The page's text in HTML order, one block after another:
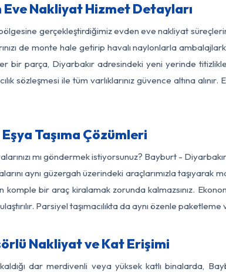
Nakliyat Hizmet Detayları
gerçekleştirdiğimiz evden eve nakliyat
de monte hale getirip havalı naylonlarla
bir parça, Diyarbakır adresindeki yeni yerinde
sözleşmesi ile tüm varlıklarınız güvence altına
Taşıma Çözümleri
mı göndermek istiyorsunuz? Bayburt -
aynı güzergah üzerindeki araçlarımızla taşıyarak
bir araç kiralamak zorunda kalmazsınız.
Parsiyel taşımacılıkta da aynı özenle
Nakliyat ve Kat Erişimi
dar merdivenli veya yüksek katlı binalarda,